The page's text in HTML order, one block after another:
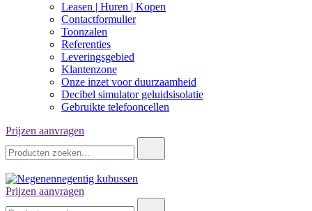
Leasen | Huren | Kopen
Contactformulier
Toonzalen
Referenties
Leveringsgebied
Klantenzone
Onze inzet voor duurzaamheid
Decibel simulator geluidsisolatie
Gebruikte telefooncellen
Prijzen aanvragen
Prijzen aanvragen